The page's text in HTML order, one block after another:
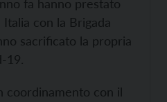
fa hanno prestato
con la Brigada
sacrificato la propria
19.
coordinamento con il